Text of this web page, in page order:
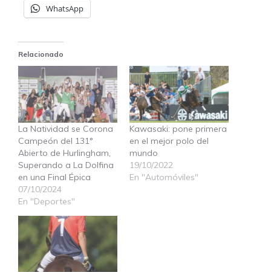
WhatsApp
Relacionado
La Natividad se Corona
Campeón del 131°
Abierto de Hurlingham,
Superando a La Dolfina
en una Final Épica
07/10/2024
En "Deportes"
Kawasaki: pone primera
en el mejor polo del
mundo
19/10/2022
En "Automóviles"